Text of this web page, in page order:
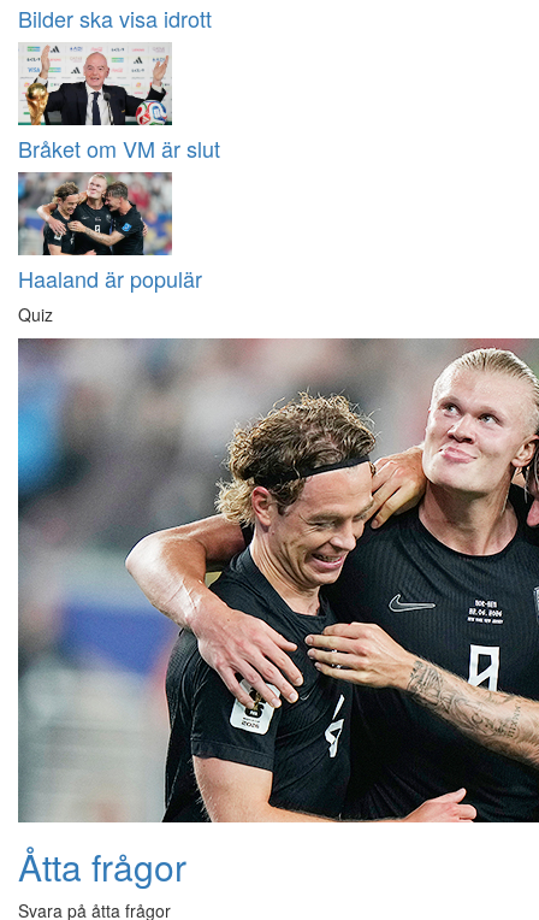
Bilder ska visa idrott
Bråket om VM är slut
Haaland är populär
Quiz
Åtta frågor
Svara på åtta frågor